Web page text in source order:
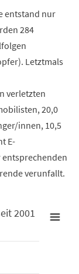
entstand nur
284
Letztmals
verletzten
20,0
innen, 10,5
E-
entsprechenden
verunfallt.
2001